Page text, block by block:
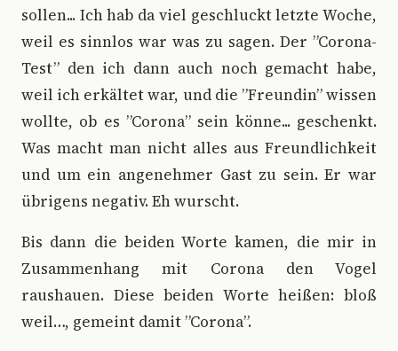
sollen... Ich hab da viel geschluckt letzte Woche,
weil es sinnlos war was zu sagen. Der ”Corona-
Test” den ich dann auch noch gemacht habe,
weil ich erkältet war, und die ”Freundin” wissen
wollte, ob es ”Corona” sein könne... geschenkt.
Was macht man nicht alles aus Freundlichkeit
und um ein angenehmer Gast zu sein. Er war
übrigens negativ. Eh wurscht.
Bis dann die beiden Worte kamen, die mir in
Zusammenhang mit Corona den Vogel
raushauen. Diese beiden Worte heißen: bloß
weil…, gemeint damit ”Corona”.